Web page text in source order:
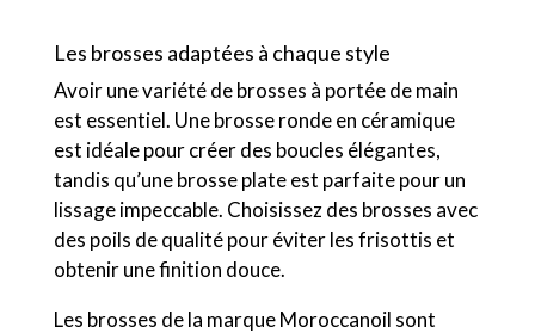
Les brosses adaptées à chaque style
Avoir une variété de brosses à portée de main
est essentiel. Une brosse ronde en céramique
est idéale pour créer des boucles élégantes,
tandis qu’une brosse plate est parfaite pour un
lissage impeccable. Choisissez des brosses avec
des poils de qualité pour éviter les frisottis et
obtenir une finition douce.
Les brosses de la marque Moroccanoil sont